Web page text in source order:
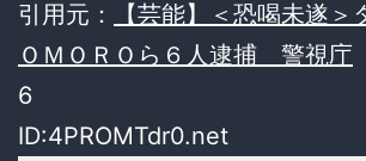
引用元：
【芸能】＜恐喝未遂＞
ＯＭＯＲＯら６人逮捕 警視庁
6
ID:4PROMTdr0.net